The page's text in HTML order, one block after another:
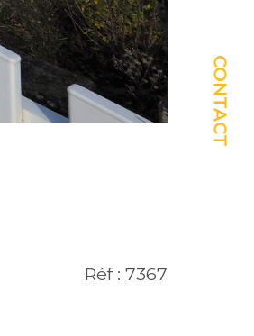
CONTACT
Réf : 7367